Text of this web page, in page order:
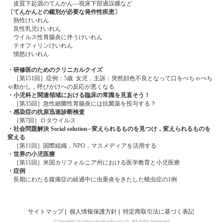
皮質下起源のてんかん―視床下部過誤腫など
〔てんかんとの鑑別が必要な発作性疾患〕
熱性けいれん
良性乳児けいれん
ウイルス性胃腸炎に伴うけいれん
テオフィリンけいれん
憤怒けいれん
・研修医のためのクリニカルクイズ
［第151回］症例：5歳 女児，主訴：突然顔色不良となって口をぺちゃぺち
ゃ動かし，呼びかけへの反応が悪くなる
・小児科と関連領域における臨床の常識を見直そう！
［第35回］急性細菌性胃腸炎には抗菌薬を投与する？
・感染症の抗原迅速診断検査
［第7回］ロタウイルス
・社会問題解決 Social solution─変えられるものを見つけ，変えられるものを
変える
［第11回］国際組織，NPO，マスメディアを活用する
・世界の小児医療
［第11回］米国カリフォルニア州における医学教育と小児医療
・症例
長期にわたる腹痛症の経過中に虫垂炎をきたした蟯虫症の1例
サイトマップ| 個人情報保護方針 特定商取引法に基づく表記